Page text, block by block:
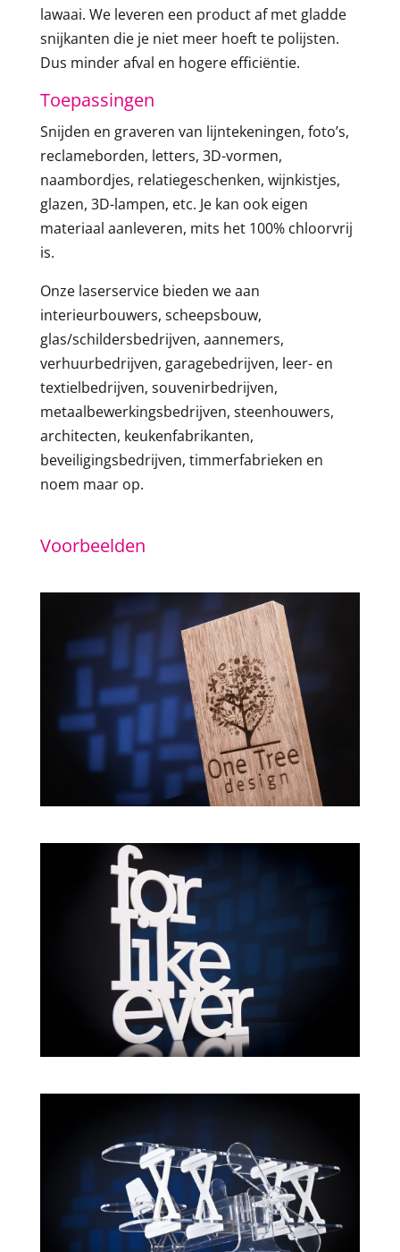
lawaai. We leveren een product af met gladde
snijkanten die je niet meer hoeft te polijsten.
Dus minder afval en hogere efficiëntie.
Toepassingen
Snijden en graveren van lijntekeningen, foto’s,
reclameborden, letters, 3D-vormen,
naambordjes, relatiegeschenken, wijnkistjes,
glazen, 3D-lampen, etc. Je kan ook eigen
materiaal aanleveren, mits het 100% chloorvrij
is.
Onze laserservice bieden we aan
interieurbouwers, scheepsbouw,
glas/schildersbedrijven, aannemers,
verhuurbedrijven, garagebedrijven, leer- en
textielbedrijven, souvenirbedrijven,
metaalbewerkingsbedrijven, steenhouwers,
architecten, keukenfabrikanten,
beveiligingsbedrijven, timmerfabrieken en
noem maar op.
Voorbeelden